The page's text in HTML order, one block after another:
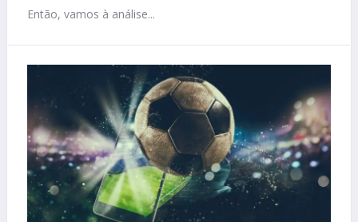
Então, vamos à análise...